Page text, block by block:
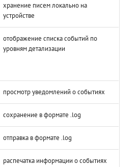
хранение писем локально на
устройстве
отображение списка событий по
уровням детализации
просмотр уведомлений о событиях
сохранение в формате .log
отправка в формате .log
распечатка информации о событиях